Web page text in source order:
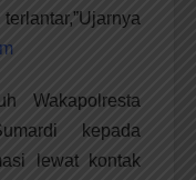
Wakapolresta
kepada
lewat kontak